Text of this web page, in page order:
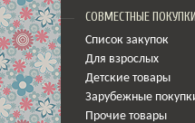
СОВМЕСТНЫЕ ПОКУПКИ
Список закупок
Для взрослых
Детские товары
Зарубежные
Прочие товары